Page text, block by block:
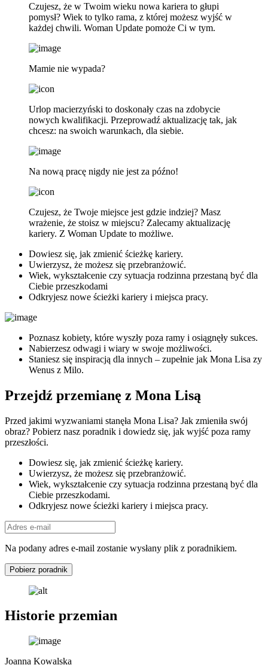
Czujesz, że w Twoim wieku nowa kariera to głupi
pomysł? Wiek to tylko rama, z której możesz wyjść w
każdej chwili. Woman Update pomoże Ci w tym.
Mamie nie wypada?
Urlop macierzyński to doskonały czas na zdobycie
nowych kwalifikacji. Przeprowadź aktualizację tak, jak
chcesz: na swoich warunkach, dla siebie.
Na nową pracę nigdy nie jest za późno!
Czujesz, że Twoje miejsce jest gdzie indziej? Masz
wrażenie, że stoisz w miejscu? Zalecamy aktualizację
kariery. Z Woman Update to możliwe.
Dowiesz się, jak zmienić ścieżkę kariery.
Uwierzysz, że możesz się przebranżowić.
Wiek, wykształcenie czy sytuacja rodzinna przestaną być dla
Ciebie przeszkodami
Odkryjesz nowe ścieżki kariery i miejsca pracy.
Poznasz kobiety, które wyszły poza ramy i osiągnęły sukces.
Nabierzesz odwagi i wiary w swoje możliwości.
Staniesz się inspiracją dla innych – zupełnie jak Mona Lisa zy
Wenus z Milo.
Przejdź przemianę z Mona Lisą
Przed jakimi wyzwaniami stanęła Mona Lisa? Jak zmieniła swój
obraz? Pobierz nasz poradnik i dowiedz się, jak wyjść poza ramy
przeszłości.
Dowiesz się, jak zmienić ścieżkę kariery.
Uwierzysz, że możesz się przebranżowić.
Wiek, wykształcenie czy sytuacja rodzinna przestaną być dla
Ciebie przeszkodami.
Odkryjesz nowe ścieżki kariery i miejsca pracy.
Na podany adres e-mail zostanie wysłany plik z poradnikiem.
Pobierz poradnik
Historie przemian
Joanna Kowalska